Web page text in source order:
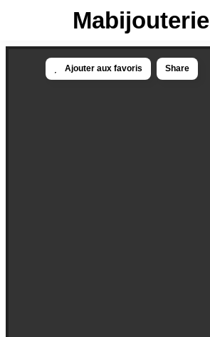
Mabijouterie
Ajouter aux favoris Share